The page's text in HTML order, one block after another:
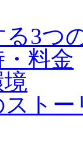
3つ
料金
トー